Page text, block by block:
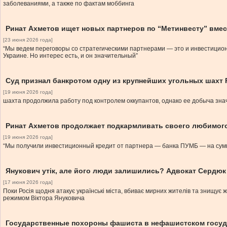
заболеваниями, а также по фактам моббинга
Ринат Ахметов ищет новых партнеров по “Метинвесту”
[23 июня 2026 года]
“Мы ведем переговоры со стратегическими партнерами — это и
Украине. Но интерес есть, и он значительный”
Суд признал банкротом одну из крупнейших угольных шахт
[19 июня 2026 года]
шахта продолжила работу под контролем оккупантов, однако ее добыча
Ринат Ахметов продолжает подкармливать своего
[19 июня 2026 года]
“Мы получили инвестиционный кредит от партнера — банка ПУМБ — на
Янукович утік, але його люди залишились? Адвокат
[17 июня 2026 года]
Поки Росія щодня атакує українські міста, вбиває мирних жителів та знищує
режимом Віктора Януковича
Государственные похороны фашиста в нефашистском